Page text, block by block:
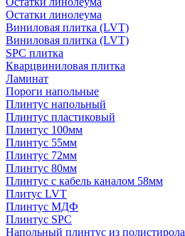
Остатки линолеума
Виниловая плитка (LVT)
Виниловая плитка (LVT)
SPC плитка
Кварцвиниловая плитка
Ламинат
Пороги напольные
Плинтус напольный
Плинтус пластиковый
Плинтус 100мм
Плинтус 55мм
Плинтус 72мм
Плинтус 80мм
Плинтус с кабель каналом 58мм
Плитус LVT
Плинтус МДФ
Плинтус SPC
Напольный плинтус из полистирола